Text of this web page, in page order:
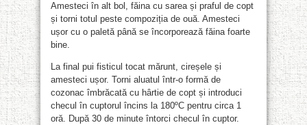
Amesteci în alt bol, făina cu sarea și praful de copt
și torni totul peste compoziția de ouă. Amesteci
ușor cu o paletă până se încorporează făina foarte
bine.
La final pui fisticul tocat mărunt, cireșele și
amesteci ușor. Torni aluatul într-o formă de
cozonac îmbrăcată cu hârtie de copt și introduci
checul în cuptorul încins la 180ºC pentru circa 1
oră. După 30 de minute întorci checul în cuptor.